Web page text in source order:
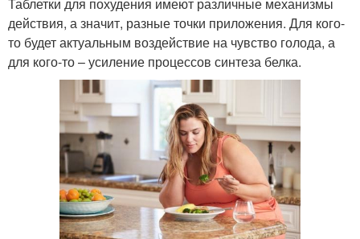
действия, а значит, разные точки приложения. Для кого-
то будет актуальным воздействие на чувство голода, а
для кого-то – усиление процессов синтеза белка.